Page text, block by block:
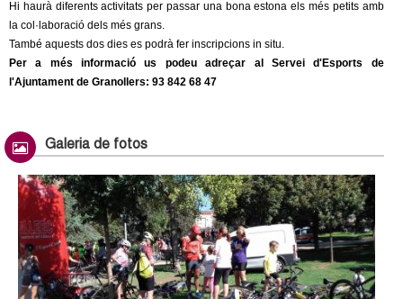
i
s
e
x
n
a
Hi haurà diferents activitats per passar una bona estona els més petits amb
la col·laboració dels més grans.
També aquests dos dies es podrà fer inscripcions in situ.
Per a més informació us podeu adreçar al Servei d'Esports de
l'Ajuntament de Granollers: 93 842 68 47
Galeria de fotos